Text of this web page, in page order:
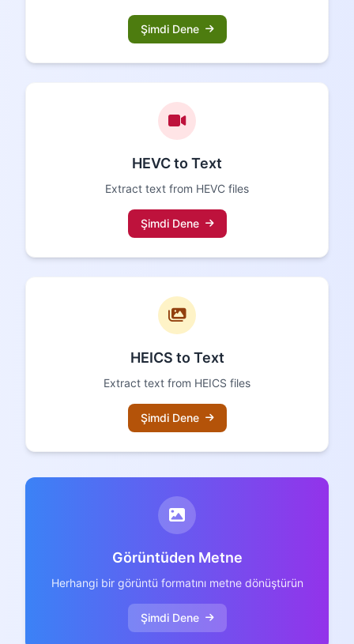
Şimdi Dene
HEVC to Text
Extract text from HEVC files
Şimdi Dene
HEICS to Text
Extract text from HEICS files
Şimdi Dene
Görüntüden Metne
Herhangi bir görüntü formatını metne dönüştürün
Şimdi Dene